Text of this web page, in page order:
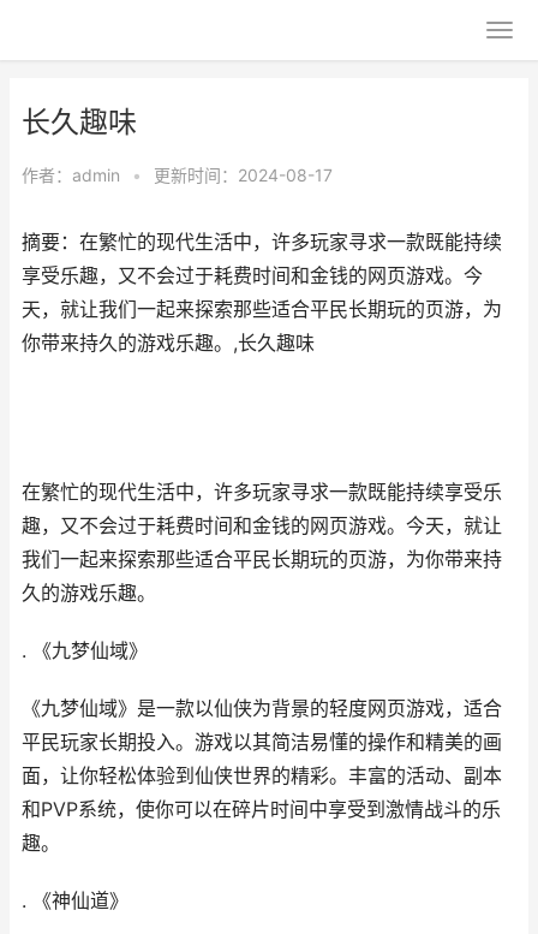
长久趣味
作者： admin • 更新时间：2024-08-17
摘要：在繁忙的现代生活中，许多玩家寻求一款既能持续
享受乐趣，又不会过于耗费时间和金钱的网页游戏。今
天，就让我们一起来探索那些适合平民长期玩的页游，为
你带来持久的游戏乐趣。,长久趣味
在繁忙的现代生活中，许多玩家寻求一款既能持续享受乐
趣，又不会过于耗费时间和金钱的网页游戏。今天，就让
我们一起来探索那些适合平民长期玩的页游，为你带来持
久的游戏乐趣。
. 《九梦仙域》
《九梦仙域》是一款以仙侠为背景的轻度网页游戏，适合
平民玩家长期投入。游戏以其简洁易懂的操作和精美的画
面，让你轻松体验到仙侠世界的精彩。丰富的活动、副本
和PVP系统，使你可以在碎片时间中享受到激情战斗的乐
趣。
. 《神仙道》